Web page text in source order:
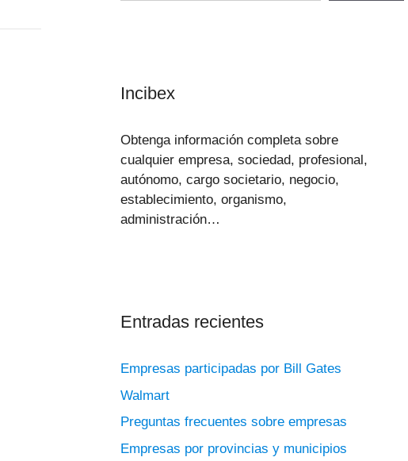
Incibex
Obtenga información completa sobre
cualquier empresa, sociedad, profesional,
autónomo, cargo societario, negocio,
establecimiento, organismo,
administración…
Entradas recientes
Empresas participadas por Bill Gates
Walmart
Preguntas frecuentes sobre empresas
Empresas por provincias y municipios